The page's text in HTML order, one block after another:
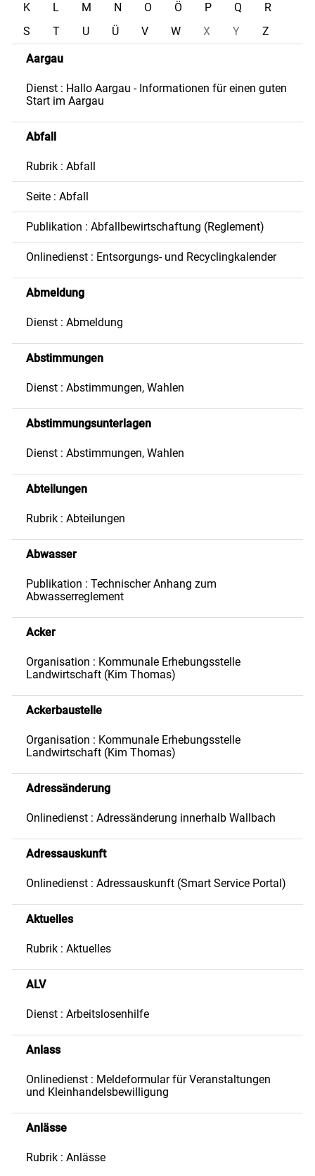
K
L M N O Ö P Q
R
S
T U Ü V W X Y Z
Aargau
Dienst : Hallo Aargau - Informationen für einen guten
Start im Aargau
Abfall
Rubrik : Abfall
Seite : Abfall
Publikation : Abfallbewirtschaftung (Reglement)
Onlinedienst : Entsorgungs- und Recyclingkalender
Abmeldung
Dienst : Abmeldung
Abstimmungen
Dienst : Abstimmungen, Wahlen
Abstimmungsunterlagen
Dienst : Abstimmungen, Wahlen
Abteilungen
Rubrik : Abteilungen
Abwasser
Publikation : Technischer Anhang zum
Abwasserreglement
Acker
Organisation : Kommunale Erhebungsstelle
Landwirtschaft (Kim Thomas)
Ackerbaustelle
Organisation : Kommunale Erhebungsstelle
Landwirtschaft (Kim Thomas)
Adressänderung
Onlinedienst : Adressänderung innerhalb Wallbach
Adressauskunft
Onlinedienst : Adressauskunft (Smart Service Portal)
Aktuelles
Rubrik : Aktuelles
ALV
Dienst : Arbeitslosenhilfe
Anlass
Onlinedienst : Meldeformular für Veranstaltungen
und Kleinhandelsbewilligung
Anlässe
Rubrik : Anlässe